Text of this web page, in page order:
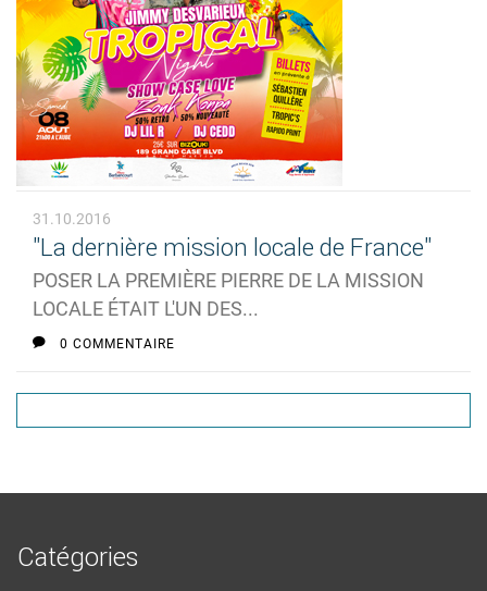
31.10.2016
"La dernière mission locale de France"
POSER LA PREMIÈRE PIERRE DE LA MISSION
LOCALE ÉTAIT L'UN DES...
0 COMMENTAIRE
Catégories